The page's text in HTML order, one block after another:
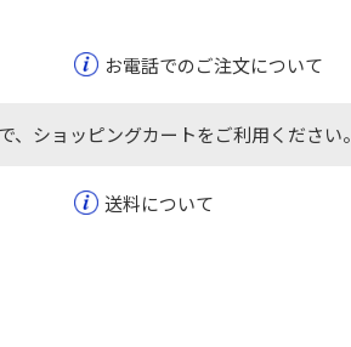
お電話でのご注文について
ショッピングカートをご利用ください。
送料について